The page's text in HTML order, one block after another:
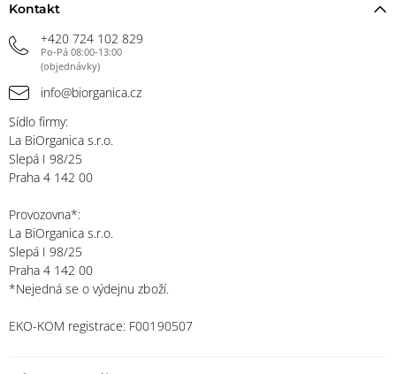
Kontakt
+420 724 102 829
Po-Pá 08:00-13:00
(objednávky)
info@biorganica.cz
Sídlo firmy:
La BiOrganica s.r.o.
Slepá I 98/25
Praha 4 142 00
Provozovna*:
La BiOrganica s.r.o.
Slepá I 98/25
Praha 4 142 00
*Nejedná se o výdejnu zboží.
EKO-KOM registrace: F00190507